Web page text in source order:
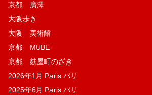
京都 廣澤
大阪歩き
大阪 美術館
京都 MUBE
京都 麩屋町のざき
2026年1月 Paris パリ
2025年6月 Paris パリ